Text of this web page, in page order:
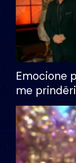
Emocione
me
divorci apo